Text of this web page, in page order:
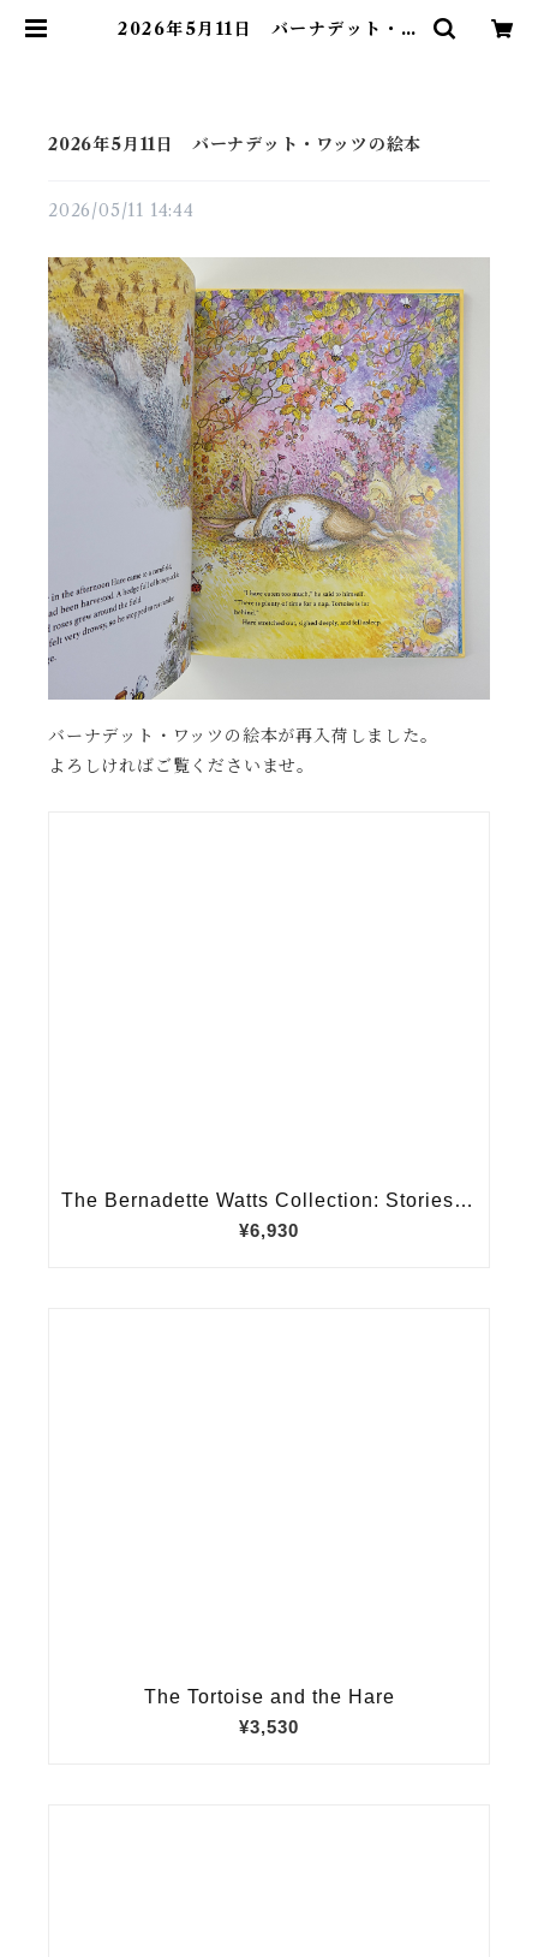
2026年5月11日 バーナデット・ワ
2026年5月11日 バーナデット・ワッツの絵本
2026/05/11 14:44
バーナデット・ワッツの絵本が再入荷しました。
よろしければご覧くださいませ。